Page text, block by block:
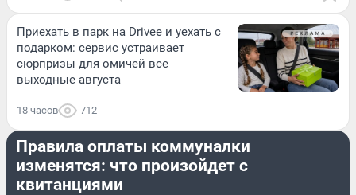
Приехать в парк на Drivee и уехать с
подарком: сервис устраивает
сюрпризы для омичей все
выходные августа
18 часов 712
СТРАНА И МИР
Правила оплаты коммуналки
изменятся: что произойдет с
квитанциями